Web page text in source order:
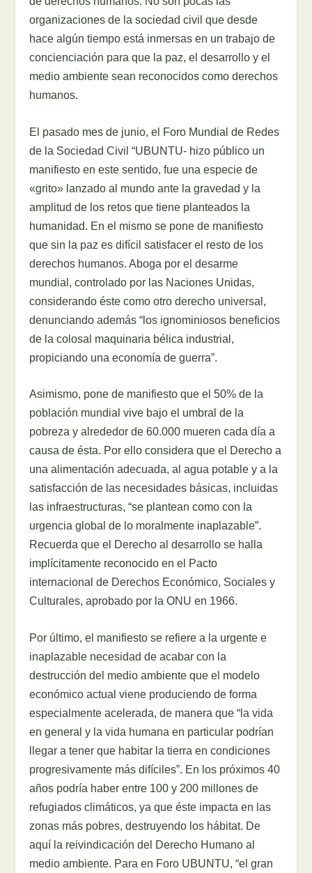
organizaciones de la sociedad civil que desde
hace algún tiempo está inmersas en un trabajo de
concienciación para que la paz, el desarrollo y el
medio ambiente sean reconocidos como derechos
humanos.
El pasado mes de junio, el Foro Mundial de Redes
de la Sociedad Civil “UBUNTU- hizo público un
manifiesto en este sentido, fue una especie de
«grito» lanzado al mundo ante la gravedad y la
amplitud de los retos que tiene planteados la
humanidad. En el mismo se pone de manifiesto
que sin la paz es difícil satisfacer el resto de los
derechos humanos. Aboga por el desarme
mundial, controlado por las Naciones Unidas,
considerando éste como otro derecho universal,
denunciando además “los ignominiosos beneficios
de la colosal maquinaria bélica industrial,
propiciando una economía de guerra”.
Asimismo, pone de manifiesto que el 50% de la
población mundial vive bajo el umbral de la
pobreza y alrededor de 60.000 mueren cada día a
causa de ésta. Por ello considera que el Derecho a
una alimentación adecuada, al agua potable y a la
satisfacción de las necesidades básicas, incluidas
las infraestructuras, “se plantean como con la
urgencia global de lo moralmente inaplazable”.
Recuerda que el Derecho al desarrollo se halla
implícitamente reconocido en el Pacto
internacional de Derechos Económico, Sociales y
Culturales, aprobado por la ONU en 1966.
Por último, el manifiesto se refiere a la urgente e
inaplazable necesidad de acabar con la
destrucción del medio ambiente que el modelo
económico actual viene produciendo de forma
especialmente acelerada, de manera que “la vida
en general y la vida humana en particular podrían
llegar a tener que habitar la tierra en condiciones
progresivamente más difíciles”. En los próximos 40
años podría haber entre 100 y 200 millones de
refugiados climáticos, ya que éste impacta en las
zonas más pobres, destruyendo los hábitat. De
aquí la reivindicación del Derecho Humano al
medio ambiente. Para en Foro UBUNTU, “el gran